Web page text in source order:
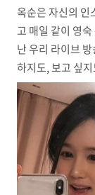
옥순은 자신의 인
고 매일 같이 영
난 우리 라이브
하지도, 보고 싶